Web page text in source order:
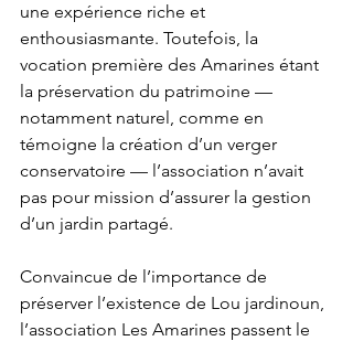
une expérience riche et
enthousiasmante. Toutefois, la
vocation première des Amarines étant
la préservation du patrimoine —
notamment naturel, comme en
témoigne la création d’un verger
conservatoire — l’association n’avait
pas pour mission d’assurer la gestion
d’un jardin partagé.
Convaincue de l’importance de
préserver l’existence de Lou jardinoun,
l’association Les Amarines passent le